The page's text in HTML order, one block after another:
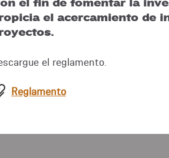
el fin de fomentar la
el acercamiento de
el reglamento.
Reglamento